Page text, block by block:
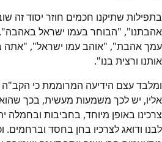
בתפילות שתיקנו חכמים חוזר יסוד זה
אהבתנו", "הבוחר בעמו ישראל
עמך אהבת", "אוהב עמו ישראל", "אתה
אותנו ורצית בנו".
ומלבד עצם הידיעה המרוממת כי הקב"ה
אליו, יש לכך משמעות מעשית, בכך שהוא
צרכינו באופן מיוחד, בחביבות ובחמלה
לבנו ודואג לצרכיו בחן בחסד וברחמים.